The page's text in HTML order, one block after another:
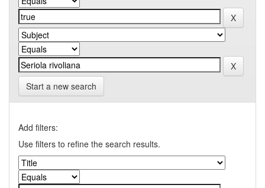
Start a new search
Add filters:
Use filters to refine the search results.